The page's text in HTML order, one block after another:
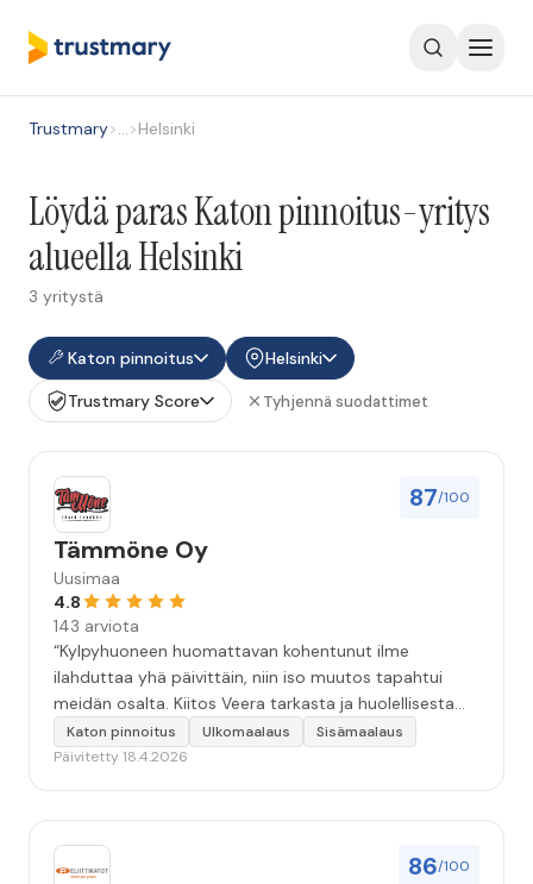
Trustmary>…>Helsinki
Löydä paras Katon pinnoitus-yritys
alueella Helsinki
3 yritystä
Katon pinnoitus
Helsinki
Trustmary Score
Tyhjennä suodattimet
87/100
Tämmöne Oy
Uusimaa
4.8
143 arviota
“Kylpyhuoneen huomattavan kohentunut ilme
ilahduttaa yhä päivittäin, niin iso muutos tapahtui
meidän osalta. Kiitos Veera tarkasta ja huolellisesta
työstä, sekä ystävällisestä palvelusta!”
Katon pinnoitus Ulkomaalaus
Sisämaalaus
Päivitetty 18.4.2026
86/100